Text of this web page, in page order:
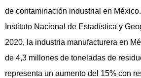
de contaminación industrial en
Instituto Nacional de Estadística y
2020, la industria manufacturera en
de 4,3 millones de toneladas de
representa un aumento del 15% con